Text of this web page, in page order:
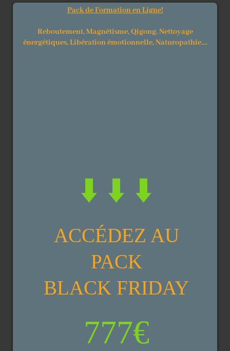
Pack de Formation en Ligne!
Reboutement, Magnétisme, Qigong, Nettoyage
énergétiques, Libération émotionnelle, Naturopathie....
⬇️ ⬇️ ⬇️
ACCÉDEZ AU
PACK
BLACK FRIDAY
777€